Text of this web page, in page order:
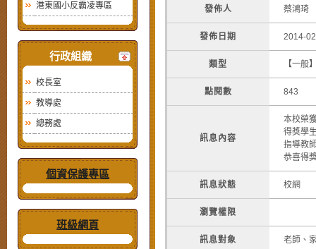
港東國小反霸凌專區
行政組織
校長室
教導處
總務處
個資保護專區
班級網頁
發佈人 蔡鴻琦
發佈日期 2014-
類型 【一般
點閱數 843
訊息內容
本校榮
得獎學
指導教
恭喜得
訊息狀態 校網
瀏覽權限
訊息對象 老師、